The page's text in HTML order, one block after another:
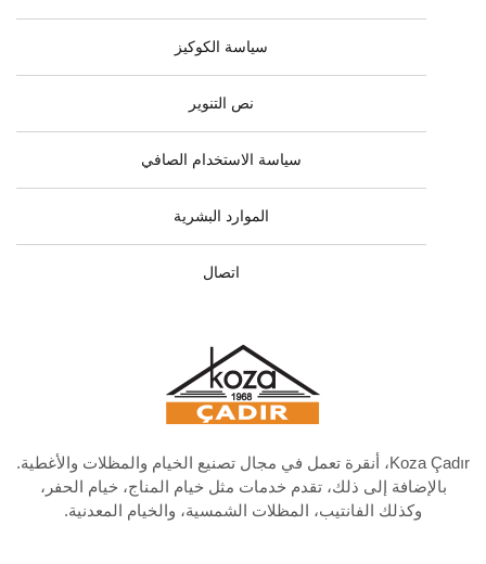
Koza Çadır، أنقرة تعمل في مجال تصنيع الخيام والمظلات والأغطية.
بالإضافة إلى ذلك، تقدم خدمات مثل خيام المناج، خيام الحفر،
وكذلك الفانتيب، المظلات الشمسية، والخيام المعدنية.
سياسة الكوكيز
نص التنوير
سياسة الاستخدام الصافي
الموارد البشرية
اتصال